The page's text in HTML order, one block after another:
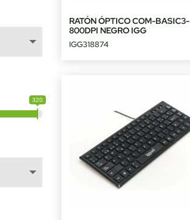
320
RATÓN ÓPTICO COM-BASIC3-
800DPI NEGRO IGG
IGG318874